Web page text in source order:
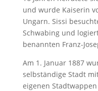
und wurde Kaiserin
Ungarn. Sissi
Schwabing und
benannten Franz-
Am 1. Januar 1887
selbständige Stadt
eigenen